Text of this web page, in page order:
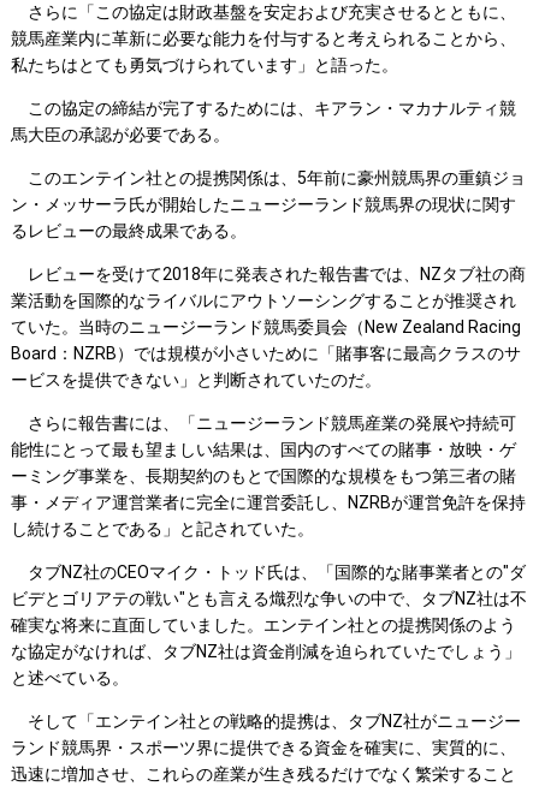
さらに「この協定は財政基盤を安定および充実させるとともに、
競馬産業内に革新に必要な能力を付与すると考えられることから、
私たちはとても勇気づけられています」と語った。
この協定の締結が完了するためには、キアラン・マカナルティ競
馬大臣の承認が必要である。
このエンテイン社との提携関係は、5年前に豪州競馬界の重鎮ジョ
ン・メッサーラ氏が開始したニュージーランド競馬界の現状に関す
るレビューの最終成果である。
レビューを受けて2018年に発表された報告書では、NZタブ社の商
業活動を国際的なライバルにアウトソーシングすることが推奨され
ていた。当時のニュージーランド競馬委員会（New Zealand Racing
Board：NZRB）では規模が小さいために「賭事客に最高クラスのサ
ービスを提供できない」と判断されていたのだ。
さらに報告書には、「ニュージーランド競馬産業の発展や持続可
能性にとって最も望ましい結果は、国内のすべての賭事・放映・ゲ
ーミング事業を、長期契約のもとで国際的な規模をもつ第三者の賭
事・メディア運営業者に完全に運営委託し、NZRBが運営免許を保持
し続けることである」と記されていた。
タブNZ社のCEOマイク・トッド氏は、「国際的な賭事業者との"ダ
ビデとゴリアテの戦い"とも言える熾烈な争いの中で、タブNZ社は不
確実な将来に直面していました。エンテイン社との提携関係のよう
な協定がなければ、タブNZ社は資金削減を迫られていたでしょう」
と述べている。
そして「エンテイン社との戦略的提携は、タブNZ社がニュージー
ランド競馬界・スポーツ界に提供できる資金を確実に、実質的に、
迅速に増加させ、これらの産業が生き残るだけでなく繁栄すること